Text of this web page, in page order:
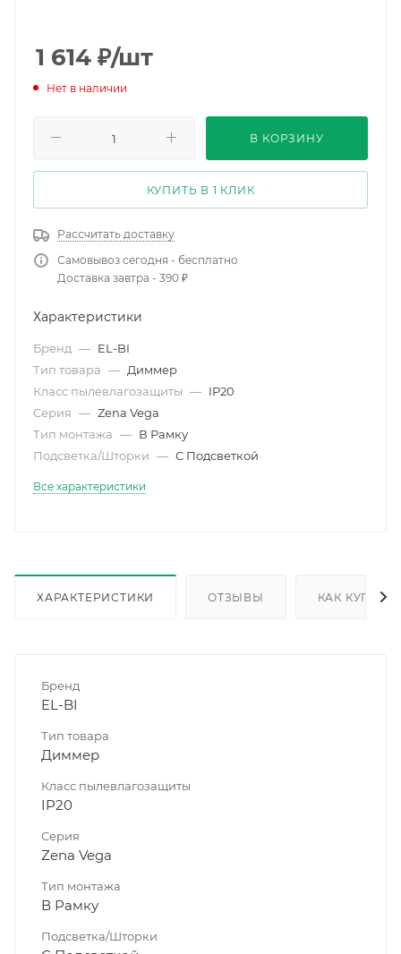
1 614 ₽/шт
Нет в наличии
В КОРЗИНУ
КУПИТЬ В 1 КЛИК
Рассчитать доставку
Самовывоз сегодня - бесплатно
Доставка завтра - 390 ₽
Характеристики
Бренд — EL-BI
Тип товара — Диммер
Класс пылевлагозащиты — IP20
Серия — Zena Vega
Тип монтажа — В Рамку
Подсветка/Шторки — С Подсветкой
Все характеристики
ХАРАКТЕРИСТИКИ ОТЗЫВЫ КАК КУПИТЬ
Бренд
EL-BI
Тип товара
Диммер
Класс пылевлагозащиты
IP20
Серия
Zena Vega
Тип монтажа
В Рамку
Подсветка/Шторки